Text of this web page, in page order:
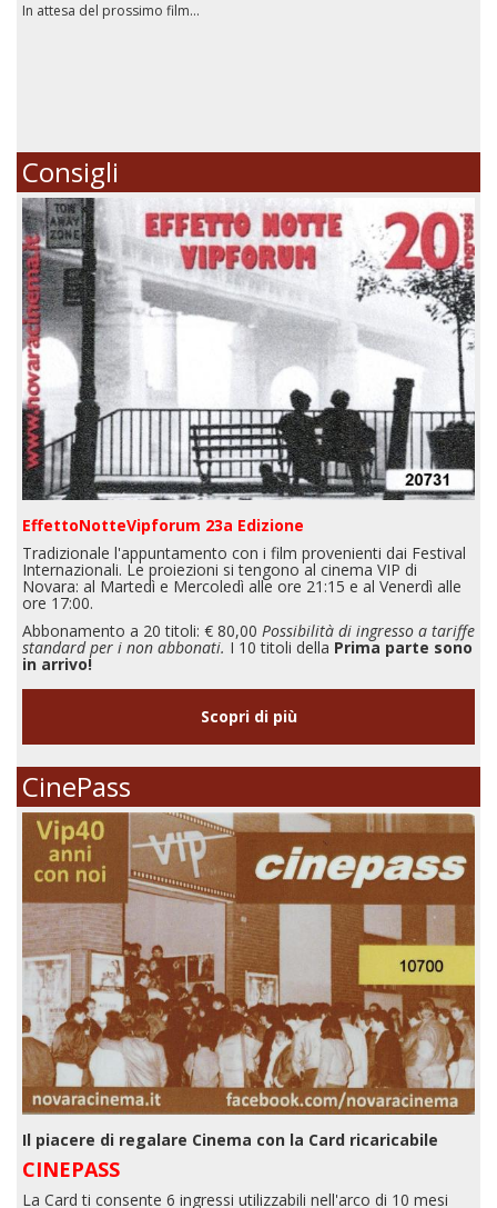
In attesa del prossimo film...
Consigli
EffettoNotteVipforum 23a Edizione
Tradizionale l'appuntamento con i film provenienti dai Festival
Internazionali. Le proiezioni si tengono al cinema VIP di
Novara: al Martedì e Mercoledì alle ore 21:15 e al Venerdì alle
ore 17:00.
Abbonamento a 20 titoli: € 80,00 Possibilità di ingresso a tariffe
standard per i non abbonati. I 10 titoli della Prima parte sono
in arrivo!
Scopri di più
CinePass
Il piacere di regalare Cinema con la Card ricaricabile
CINEPASS
La Card ti consente 6 ingressi utilizzabili nell'arco di 10 mesi